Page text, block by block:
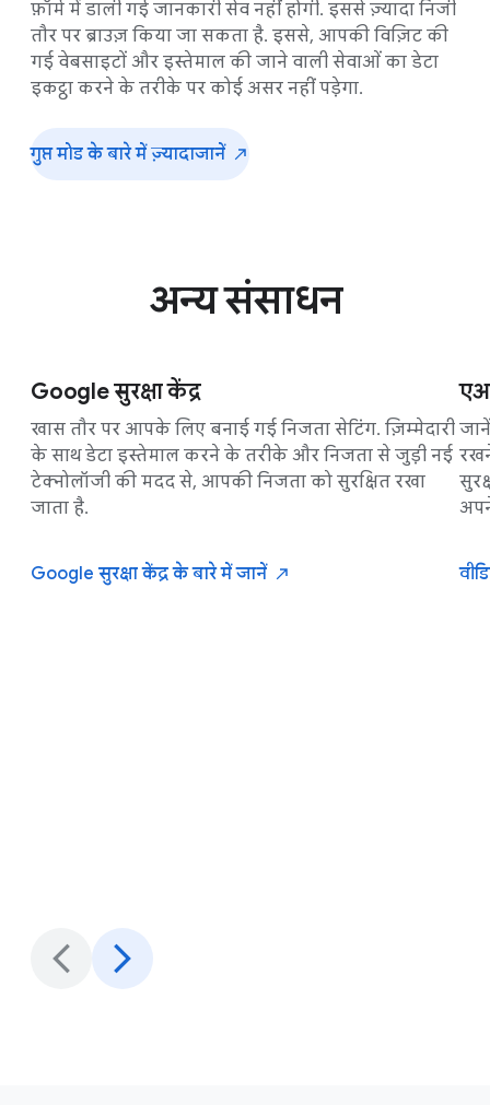
फ़ॉर्म में डाली गई जानकारी सेव नहीं होगी. इससे ज़्यादा निजी
तौर पर ब्राउज़ किया जा सकता है. इससे, आपकी विज़िट की
गई वेबसाइटों और इस्तेमाल की जाने वाली सेवाओं का डेटा
इकट्ठा करने के तरीके पर कोई असर नहीं पड़ेगा.
गुप्त मोड के बारे में ज़्यादाजानें
अन्य संसाधन
Google सुरक्षा केंद्र
खास तौर पर आपके लिए बनाई गई निजता सेटिंग. ज़िम्मेदारी
के साथ डेटा इस्तेमाल करने के तरीके और निजता से जुड़ी नई
टेक्नोलॉजी की मदद से, आपकी निजता को सुरक्षित रखा
जाता है.
Google सुरक्षा केंद्र के बारे मेंजानें